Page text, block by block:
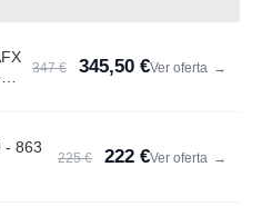
347 € 345,50 €Ver oferta →
- 863
225 € 222 €Ver oferta →